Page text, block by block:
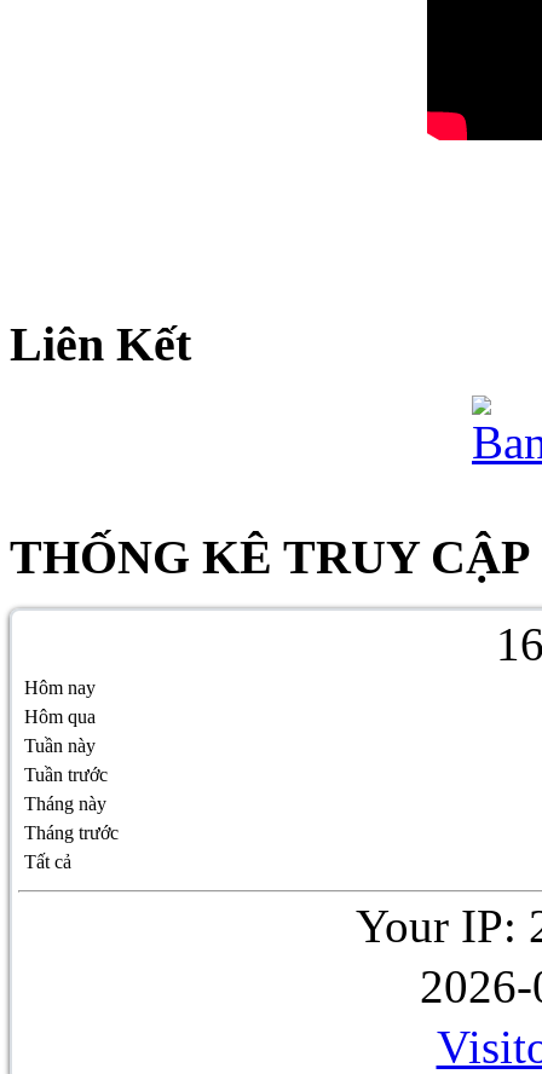
Liên Kết
THỐNG KÊ TRUY CẬP
1
Hôm nay
Hôm qua
Tuần này
Tuần trước
Tháng này
Tháng trước
Tất cả
Your IP: